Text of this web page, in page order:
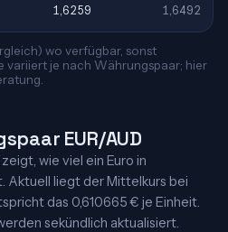
1,6259 1,6492
wo verfügbar, sonst
variiert je nach Währungspaar; hier
EUR/AUD
wie viel ein Euro in
Aktuell liegt der Mittelkurs bei
das 0,610665 € je Einheit.
sekündlich aktualisiert.